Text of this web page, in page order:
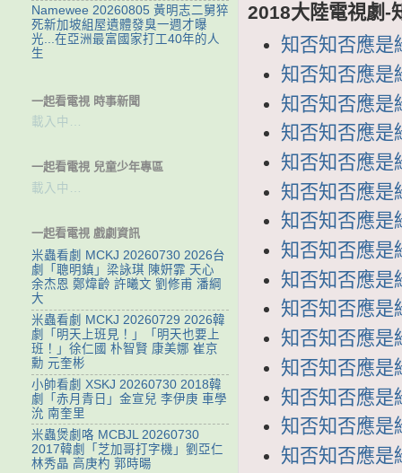
2018大陸電視劇-
知否知否應是
知否知否應是
知否知否應是
知否知否應是
知否知否應是
知否知否應是
知否知否應是
知否知否應是
知否知否應是
知否知否應是
知否知否應是
知否知否應是
知否知否應是
知否知否應是
知否知否應是
Namewee 20260805 黃明志二舅猝
死新加坡組屋遺體發臭一週才曝
光...在亞洲最富國家打工40年的人
生
一起看電視 時事新聞
載入中…
一起看電視 兒童少年專區
載入中…
一起看電視 戲劇資訊
米蟲看劇 MCKJ 20260730 2026台
劇「聰明鎮」梁詠琪 陳姸霏 天心
余杰恩 鄭煒齡 許曦文 劉修甫 潘綱
大
米蟲看劇 MCKJ 20260729 2026韓
劇「明天上班見！」「明天也要上
班！」徐仁國 朴智賢 康美娜 崔京
勳 元奎彬
小帥看劇 XSKJ 20260730 2018韓
劇「赤月青日」金宣兒 李伊庚 車學
沇 南奎里
米蟲煲劇咯 MCBJL 20260730
2017韓劇「芝加哥打字機」劉亞仁
林秀晶 高庚杓 郭時暘